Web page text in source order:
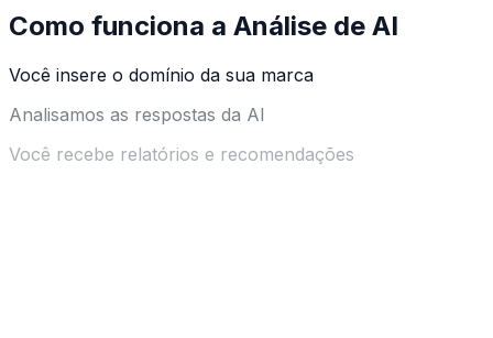
Como funciona a Análise de AI
Você insere o domínio da sua marca
Analisamos as respostas da AI
Você recebe relatórios e recomendações